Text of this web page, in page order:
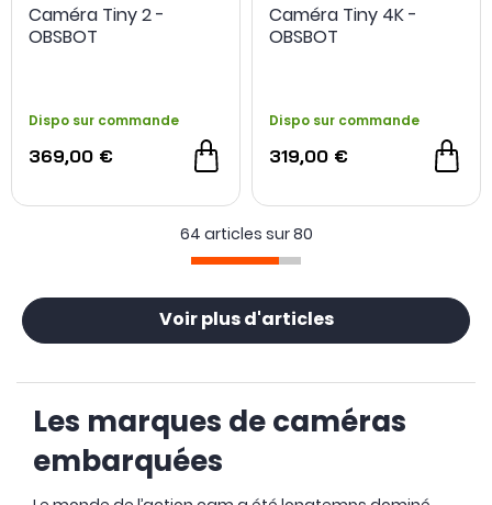
Caméra Tiny 2 -
OBSBOT
Dispo sur commande
369,00 €
Caméra Tiny 4K -
OBSBOT
Dispo sur commande
319,00 €
64 articles sur80
Voir plus d'articles
Les marques de caméras
embarquées